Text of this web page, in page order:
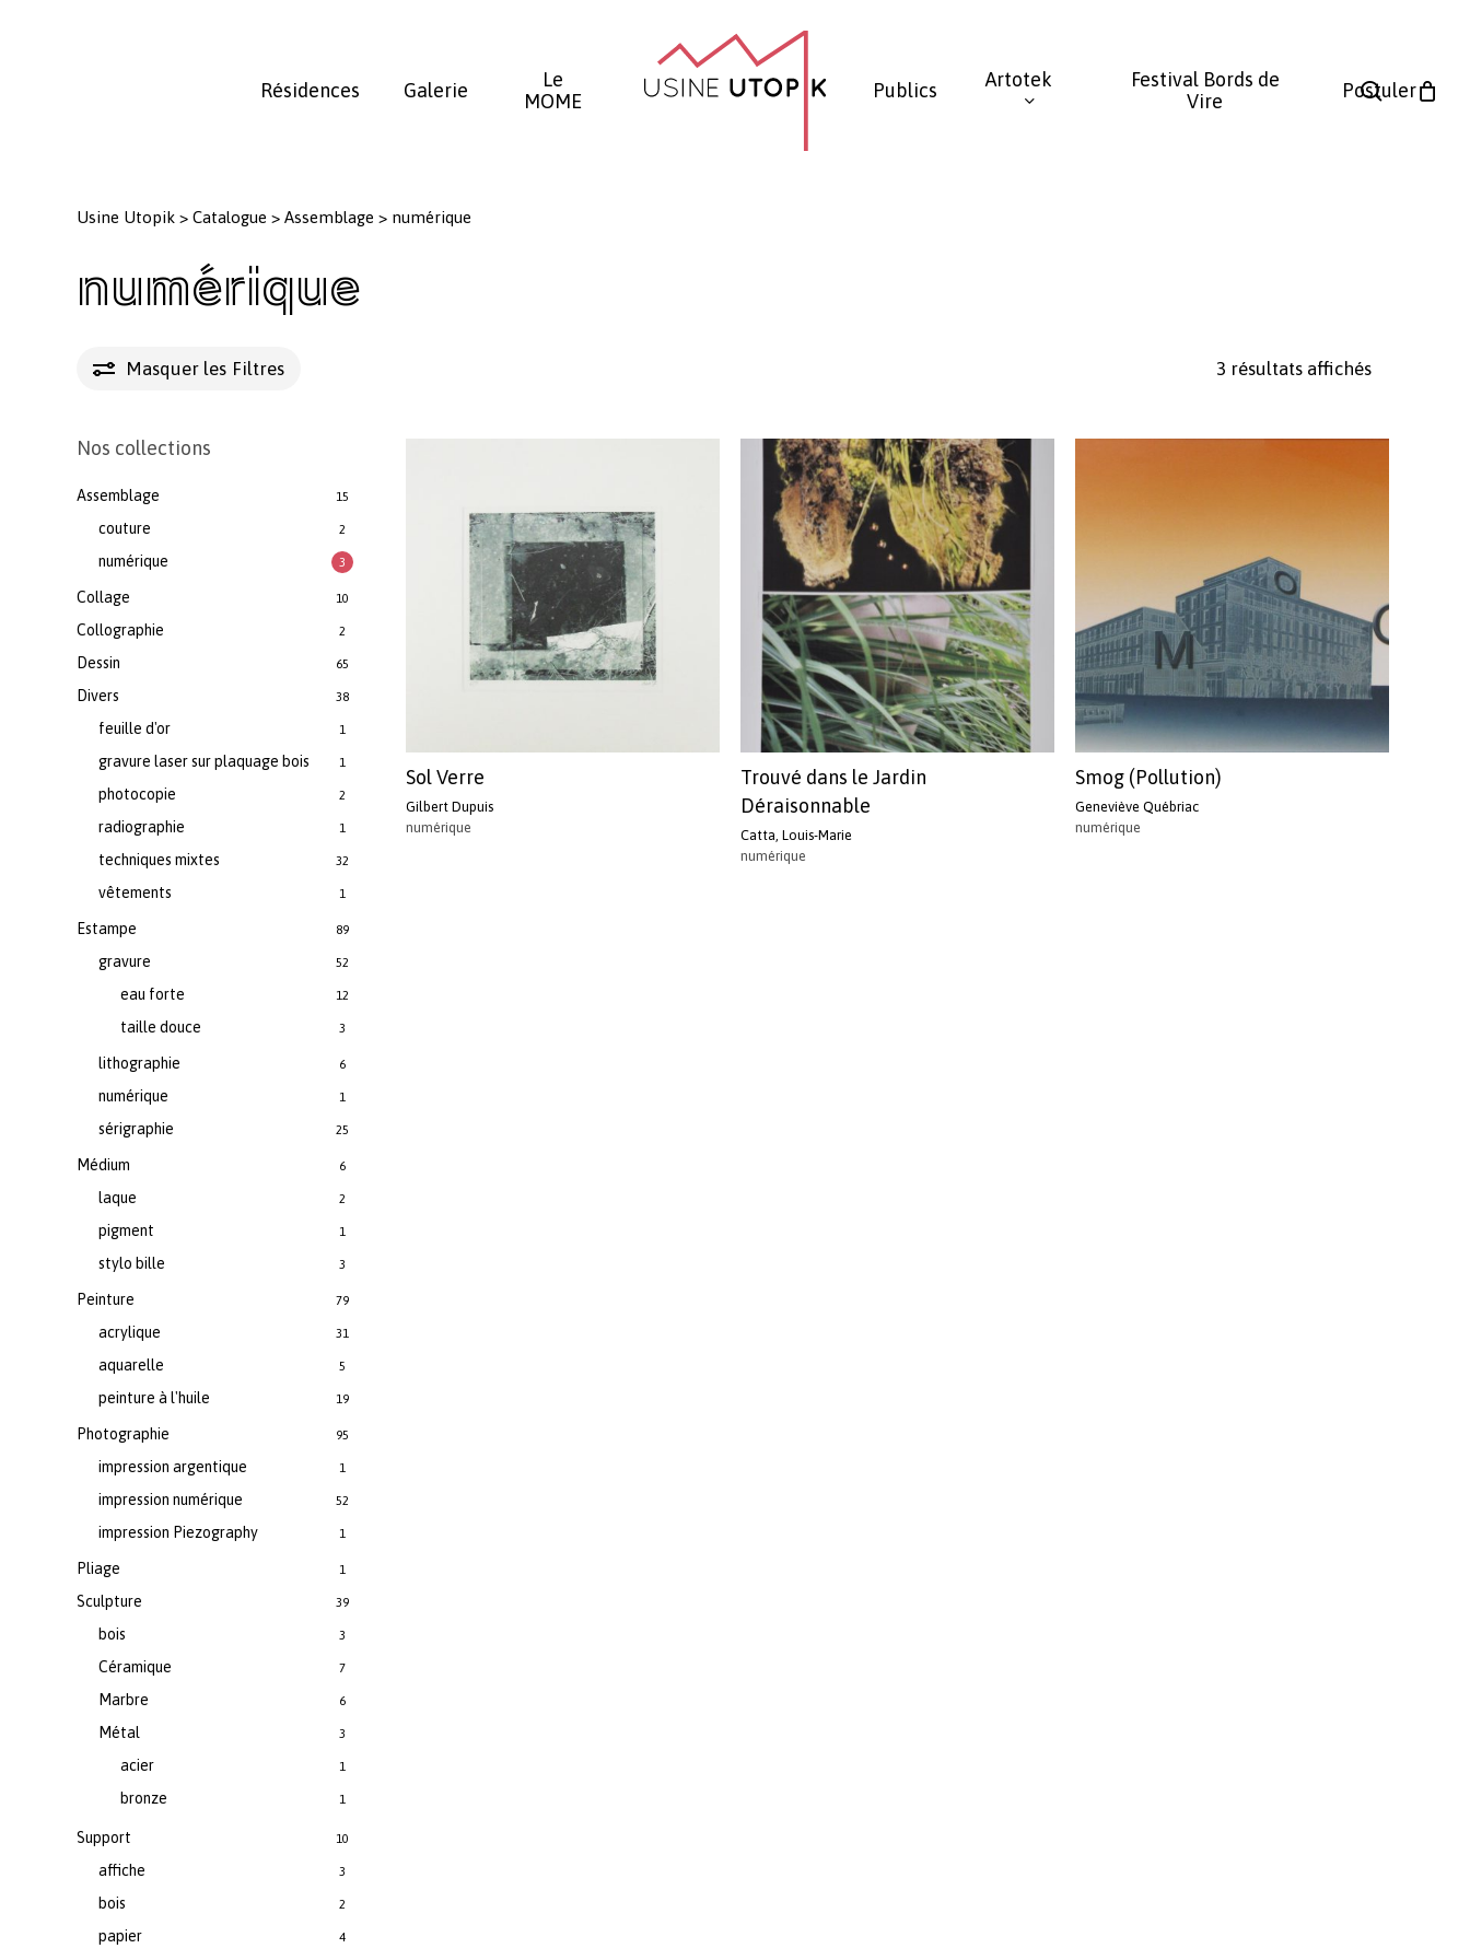
Résidences Galerie
Le
MOME
Publics Artotek
Festival Bords de
Vire
Postuler
search
panier
Usine Utopik > Catalogue > Assemblage > numérique
numérique
Masquer les Filtres 3 résultats affichésTrié
ancien
Nos collections
Assemblage 15
couture 2
numérique 3
Collage 10
Collographie 2
Dessin 65
Divers 38
feuille d'or 1
gravure laser sur plaquage bois 1
photocopie 2
radiographie 1
techniques mixtes 32
vêtements 1
Estampe 89
gravure 52
eau forte 12
taille douce 3
lithographie 6
numérique 1
sérigraphie 25
Médium 6
laque 2
pigment 1
stylo bille 3
Peinture 79
acrylique 31
aquarelle 5
peinture à l'huile 19
Photographie 95
impression argentique 1
impression numérique 52
impression Piezography 1
Pliage 1
Sculpture 39
bois 3
Céramique 7
Marbre 6
Métal 3
acier 1
bronze 1
Support 10
affiche 3
bois 2
papier 4
Sol Verre
Gilbert Dupuis
numérique
Trouvé dans le Jardin
Déraisonnable
Catta, Louis-Marie
numérique
Smog (Pollution)
Geneviève Québriac
numérique